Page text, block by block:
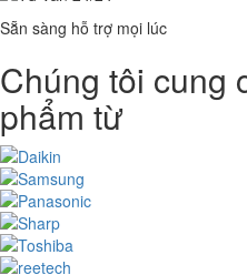
Sẵn sàng hỗ trợ mọi lúc
Chúng tôi cung
phẩm từ